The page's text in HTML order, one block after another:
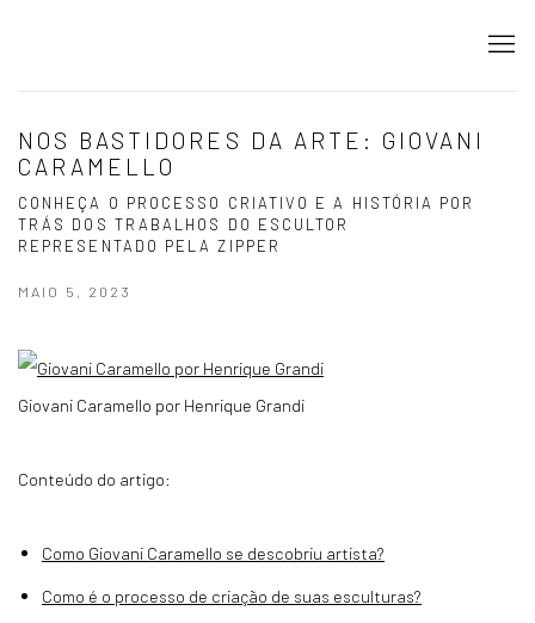
NOS BASTIDORES DA ARTE: GIOVANI
CARAMELLO
CONHEÇA O PROCESSO CRIATIVO E A HISTÓRIA POR
TRÁS DOS TRABALHOS DO ESCULTOR
REPRESENTADO PELA ZIPPER
MAIO 5, 2023
Giovani Caramello por Henrique Grandi
Conteúdo do artigo:
Como Giovani Caramello se descobriu artista?
Como é o processo de criação de suas esculturas?